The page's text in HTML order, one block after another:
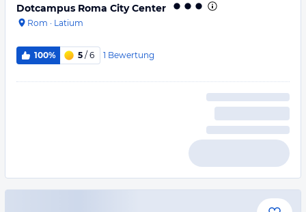
Dotcampus Roma City Center
Rom · Latium
100% 5 / 6 1 Bewertung